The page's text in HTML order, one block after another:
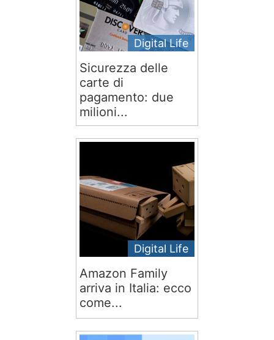
Digital Life
Sicurezza delle
carte di
pagamento: due
milioni...
Digital Life
Amazon Family
arriva in Italia: ecco
come...